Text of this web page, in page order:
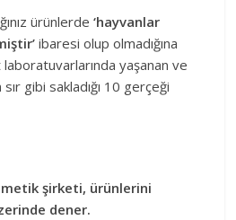
ürünlerde‘hayvanlar
ibaresi olup olmadığına
yaşanan ve
gibi sakladığı 10 gerçeği
şirketi, ürünlerini
dener.